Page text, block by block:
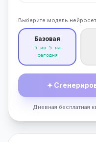
Выберите модель
Базовая
5 из 5 на
сегодня
Дневная бесплатная